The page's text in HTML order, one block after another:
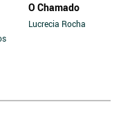
O Chamado
Lucrecia Rocha